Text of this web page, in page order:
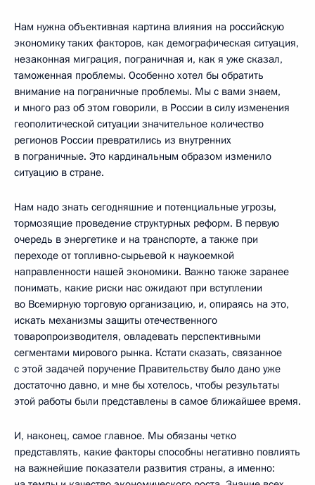
Нам нужна объективная картина влияния на российскую
экономику таких факторов, как демографическая ситуация,
незаконная миграция, пограничная и, как я уже сказал,
таможенная проблемы. Особенно хотел бы обратить
внимание на пограничные проблемы. Мы с вами знаем,
и много раз об этом говорили, в России в силу изменения
геополитической ситуации значительное количество
регионов России превратились из внутренних
в пограничные. Это кардинальным образом изменило
ситуацию в стране.
Нам надо знать сегодняшние и потенциальные угрозы,
тормозящие проведение структурных реформ. В первую
очередь в энергетике и на транспорте, а также при
переходе от топливно-сырьевой к наукоемкой
направленности нашей экономики. Важно также заранее
понимать, какие риски нас ожидают при вступлении
во Всемирную торговую организацию, и, опираясь на это,
искать механизмы защиты отечественного
товаропроизводителя, овладевать перспективными
сегментами мирового рынка. Кстати сказать, связанное
с этой задачей поручение Правительству было дано уже
достаточно давно, и мне бы хотелось, чтобы результаты
этой работы были представлены в самое ближайшее время.
И, наконец, самое главное. Мы обязаны четко
представлять, какие факторы способны негативно повлиять
на важнейшие показатели развития страны, а именно: